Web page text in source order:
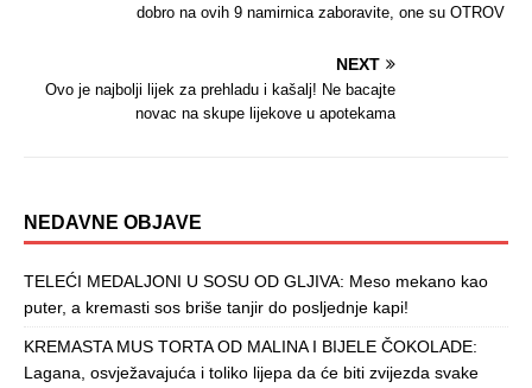
dobro na ovih 9 namirnica zaboravite, one su OTROV
NEXT
Ovo je najbolji lijek za prehladu i kašalj! Ne bacajte
novac na skupe lijekove u apotekama
NEDAVNE OBJAVE
TELEĆI MEDALJONI U SOSU OD GLJIVA: Meso mekano kao
puter, a kremasti sos briše tanjir do posljednje kapi!
KREMASTA MUS TORTA OD MALINA I BIJELE ČOKOLADE:
Lagana, osvježavajuća i toliko lijepa da će biti zvijezda svake